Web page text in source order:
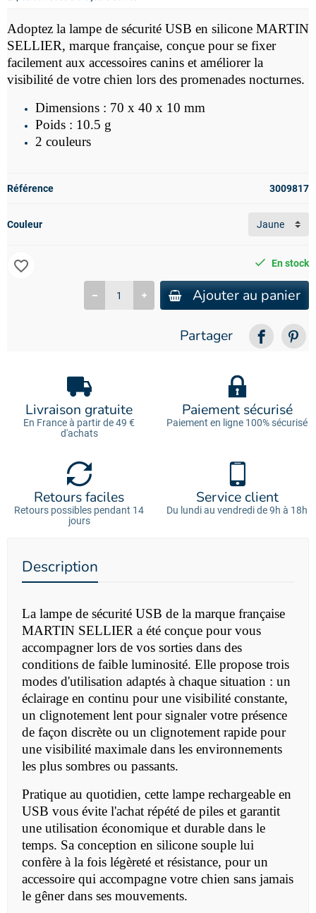
Adoptez la lampe de sécurité USB en silicone MARTIN
SELLIER, marque française, conçue pour se fixer
facilement aux accessoires canins et améliorer la
visibilité de votre chien lors des promenades nocturnes.
Dimensions : 70 x 40 x 10 mm
Poids : 10.5 g
2 couleurs
Référence 3009817
Couleur
En stock
Ajouter au panier
favorite_border
Partager
Livraison gratuite
En France à partir de 49 €
d'achats
Paiement sécurisé
Paiement en ligne 100% sécurisé
Retours faciles
Retours possibles pendant 14
jours
Service client
Du lundi au vendredi de 9h à 18h
Description
La lampe de sécurité USB de la marque française
MARTIN SELLIER a été conçue pour vous
accompagner lors de vos sorties dans des
conditions de faible luminosité. Elle propose trois
modes d'utilisation adaptés à chaque situation : un
éclairage en continu pour une visibilité constante,
un clignotement lent pour signaler votre présence
de façon discrète ou un clignotement rapide pour
une visibilité maximale dans les environnements
les plus sombres ou passants.
Pratique au quotidien, cette lampe rechargeable en
USB vous évite l'achat répété de piles et garantit
une utilisation économique et durable dans le
temps. Sa conception en silicone souple lui
confère à la fois légèreté et résistance, pour un
accessoire qui accompagne votre chien sans jamais
le gêner dans ses mouvements.